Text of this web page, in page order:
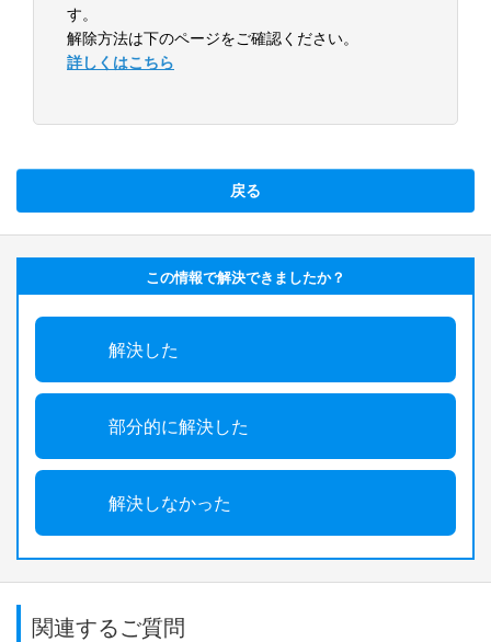
す。
解除方法は下のページをご確認ください。
詳しくはこちら
戻る
この情報で解決できましたか？
解決した
部分的に解決した
解決しなかった
関連するご質問